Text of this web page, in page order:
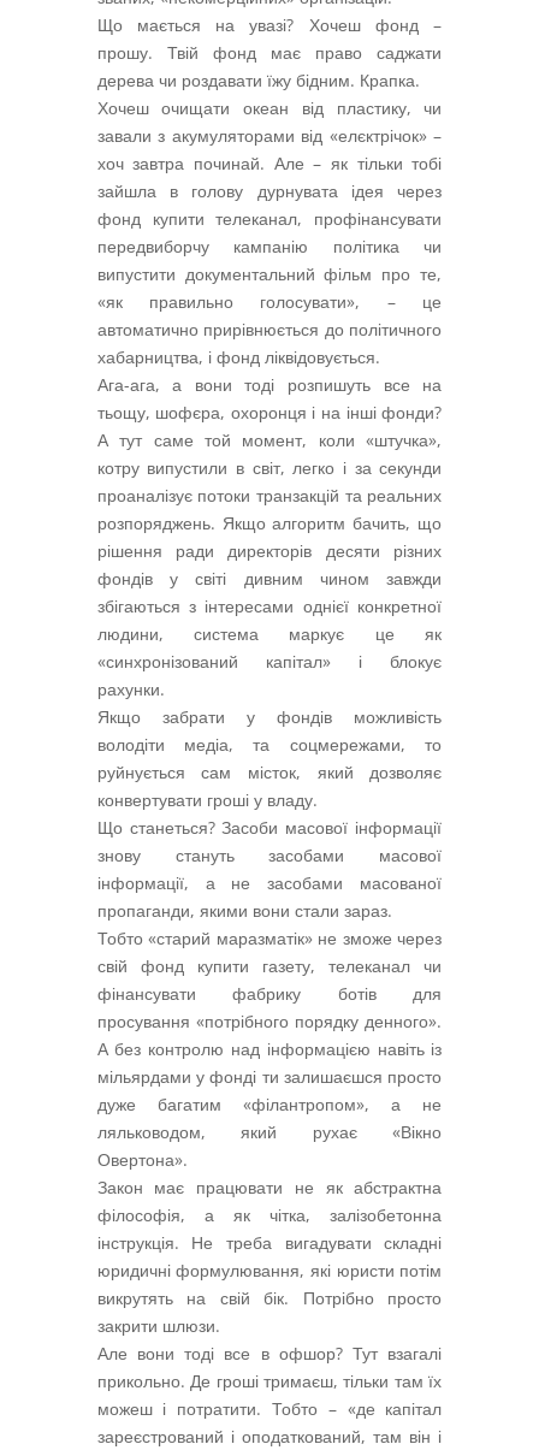
Що мається на увазі? Хочеш фонд –
прошу. Твій фонд має право саджати
дерева чи роздавати їжу бідним. Крапка.
Хочеш очищати океан від пластику, чи
завали з акумуляторами від «елєктрічок» –
хоч завтра починай. Але – як тільки тобі
зайшла в голову дурнувата ідея через
фонд купити телеканал, профінансувати
передвиборчу кампанію політика чи
випустити документальний фільм про те,
«як правильно голосувати», – це
автоматично прирівнюється до політичного
хабарництва, і фонд ліквідовується.
Ага-ага, а вони тоді розпишуть все на
тьощу, шофєра, охоронця і на інші фонди?
А тут саме той момент, коли «штучка»,
котру випустили в світ, легко і за секунди
проаналізує потоки транзакцій та реальних
розпоряджень. Якщо алгоритм бачить, що
рішення ради директорів десяти різних
фондів у світі дивним чином завжди
збігаються з інтересами однієї конкретної
людини, система маркує це як
«синхронізований капітал» і блокує
рахунки.
Якщо забрати у фондів можливість
володіти медіа, та соцмережами, то
руйнується сам місток, який дозволяє
конвертувати гроші у владу.
Що станеться? Засоби масової інформації
знову стануть засобами масової
інформації, а не засобами масованої
пропаганди, якими вони стали зараз.
Тобто «старий маразматік» не зможе через
свій фонд купити газету, телеканал чи
фінансувати фабрику ботів для
просування «потрібного порядку денного».
А без контролю над інформацією навіть із
мільярдами у фонді ти залишаєшся просто
дуже багатим «філантропом», а не
ляльководом, який рухає «Вікно
Овертона».
Закон має працювати не як абстрактна
філософія, а як чітка, залізобетонна
інструкція. Не треба вигадувати складні
юридичні формулювання, які юристи потім
викрутять на свій бік. Потрібно просто
закрити шлюзи.
Але вони тоді все в офшор? Тут взагалі
прикольно. Де гроші тримаєш, тільки там їх
можеш і потратити. Тобто – «де капітал
зареєстрований і оподаткований, там він і